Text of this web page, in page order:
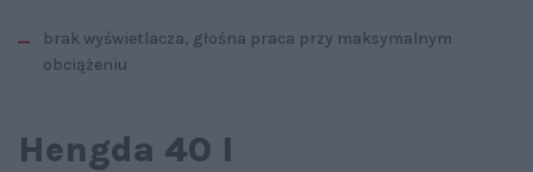
brak wyświetlacza, głośna praca przy maksymalnym
obciążeniu
Hengda 40 l